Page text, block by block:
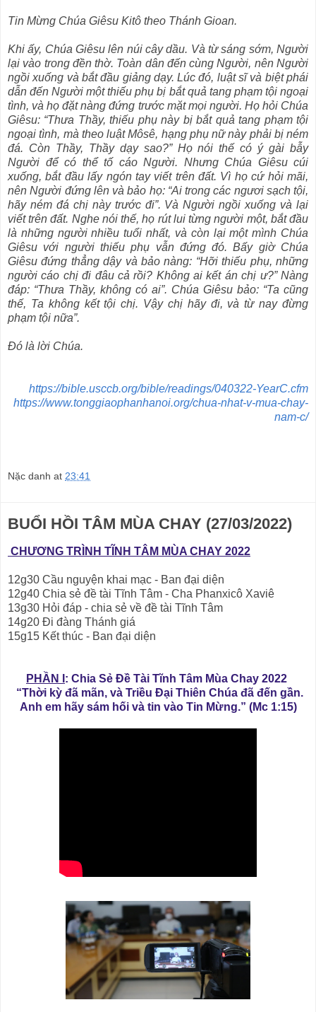
Tin Mừng Chúa Giêsu Kitô theo Thánh Gioan.
Khi ấy, Chúa Giêsu lên núi cây dầu. Và từ sáng sớm, Người
lại vào trong đền thờ. Toàn dân đến cùng Người, nên Người
ngồi xuống và bắt đầu giảng dạy. Lúc đó, luật sĩ và biệt phái
dẫn đến Người một thiếu phụ bị bắt quả tang phạm tội ngoại
tình, và họ đặt nàng đứng trước mặt mọi người. Họ hỏi Chúa
Giêsu: “Thưa Thầy, thiếu phụ này bị bắt quả tang phạm tội
ngoại tình, mà theo luật Môsê, hạng phụ nữ này phải bị ném
đá. Còn Thầy, Thầy dạy sao?” Họ nói thế có ý gài bẫy
Người để có thể tố cáo Người. Nhưng Chúa Giêsu cúi
xuống, bắt đầu lấy ngón tay viết trên đất. Vì họ cứ hỏi mãi,
nên Người đứng lên và bảo họ: “Ai trong các ngươi sạch tội,
hãy ném đá chị này trước đi”. Và Người ngồi xuống và lại
viết trên đất. Nghe nói thế, họ rút lui từng người một, bắt đầu
là những người nhiều tuổi nhất, và còn lại một mình Chúa
Giêsu với người thiếu phụ vẫn đứng đó. Bấy giờ Chúa
Giêsu đứng thẳng dậy và bảo nàng: “Hỡi thiếu phụ, những
người cáo chị đi đâu cả rồi? Không ai kết án chị ư?” Nàng
đáp: “Thưa Thầy, không có ai”. Chúa Giêsu bảo: “Ta cũng
thế, Ta không kết tội chị. Vậy chị hãy đi, và từ nay đừng
phạm tội nữa”.
Ðó là lời Chúa.
https://bible.usccb.org/bible/readings/040322-YearC.cfm
https://www.tonggiaophanhanoi.org/chua-nhat-v-mua-chay-
nam-c/
Nặc danh at 23:41
BUỔI HỒI TÂM MÙA CHAY (27/03/2022)
CHƯƠNG TRÌNH TĨNH TÂM MÙA CHAY 2022
12g30 Cầu nguyện khai mạc - Ban đại diện
12g40 Chia sẻ đề tài Tĩnh Tâm - Cha Phanxicô Xaviê
13g30 Hỏi đáp - chia sẻ về đề tài Tĩnh Tâm
14g20 Đi đàng Thánh giá
15g15 Kết thúc - Ban đại diện
PHẦN I : Chia Sẻ Đề Tài Tĩnh Tâm Mùa Chay 2022
“Thời kỳ đã mãn, và Triều Đại Thiên Chúa đã đến gần.
Anh em hãy sám hối và tin vào Tin Mừng.” (Mc 1:15)